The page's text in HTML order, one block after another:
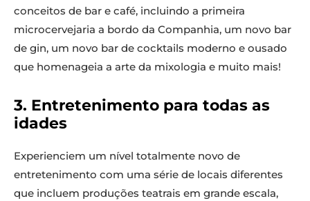
conceitos de bar e café, incluindo a primeira
microcervejaria a bordo da Companhia, um novo bar
de gin, um novo bar de cocktails moderno e ousado
que homenageia a arte da mixologia e muito mais!
3. Entretenimento para todas as
idades
Experienciem um nível totalmente novo de
entretenimento com uma série de locais diferentes
que incluem produções teatrais em grande escala,